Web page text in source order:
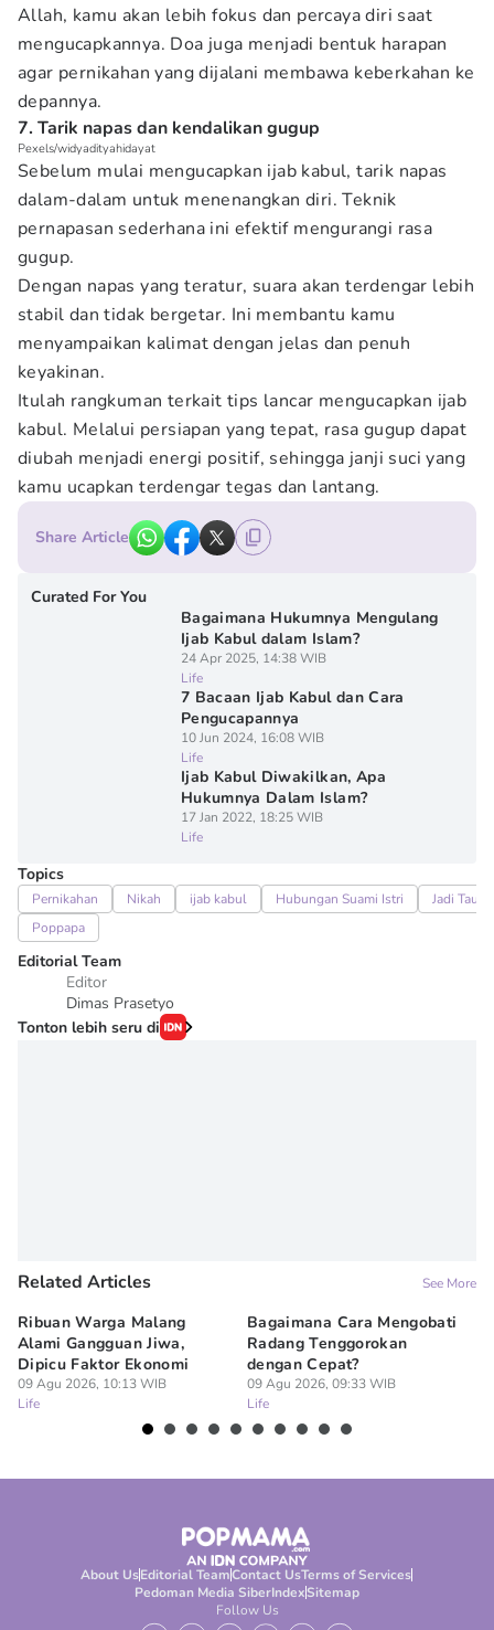
Allah, kamu akan lebih fokus dan percaya diri saat
mengucapkannya. Doa juga menjadi bentuk harapan
agar pernikahan yang dijalani membawa keberkahan ke
depannya.
7. Tarik napas dan kendalikan gugup
Pexels/widyadityahidayat
Sebelum mulai mengucapkan ijab kabul, tarik napas
dalam-dalam untuk menenangkan diri. Teknik
pernapasan sederhana ini efektif mengurangi rasa
gugup.
Dengan napas yang teratur, suara akan terdengar lebih
stabil dan tidak bergetar. Ini membantu kamu
menyampaikan kalimat dengan jelas dan penuh
keyakinan.
Itulah rangkuman terkait tips lancar mengucapkan ijab
kabul. Melalui persiapan yang tepat, rasa gugup dapat
diubah menjadi energi positif, sehingga janji suci yang
kamu ucapkan terdengar tegas dan lantang.
Share Article
Curated For You
Bagaimana Hukumnya Mengulang
Ijab Kabul dalam Islam?
24 Apr 2025, 14:38 WIB
Life
7 Bacaan Ijab Kabul dan Cara
Pengucapannya
10 Jun 2024, 16:08 WIB
Life
Ijab Kabul Diwakilkan, Apa
Hukumnya Dalam Islam?
17 Jan 2022, 18:25 WIB
Life
Topics
Pernikahan Nikah ijab kabul Hubungan Suami Istri
Jadi Tau
Poppapa
Editorial Team
Editor
Dimas Prasetyo
Tonton lebih seru di
Related Articles See More
Ribuan Warga Malang
Alami Gangguan Jiwa,
Dipicu Faktor Ekonomi
09 Agu 2026, 10:13 WIB
Life
Bagaimana Cara Mengobati
Radang Tenggorokan
dengan Cepat?
09 Agu 2026, 09:33 WIB
Life
About UsEditorial TeamContact UsTerms of Services
Pedoman Media SiberIndexSitemap
Follow Us